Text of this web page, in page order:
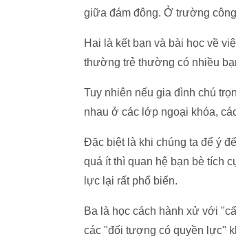
giữa đám đông. Ở trường
Hai là kết bạn và bài học về
thường trẻ thường có nhiều
Tuy nhiên nếu gia đình chú
nhau ở các lớp ngoại khóa,
Đặc biệt là khi chúng ta để ý
quá ít thì quan hệ bạn bè tích
lực lại rất phổ biến.
Ba là học cách hành xử với
các "đối tượng có quyền lực"